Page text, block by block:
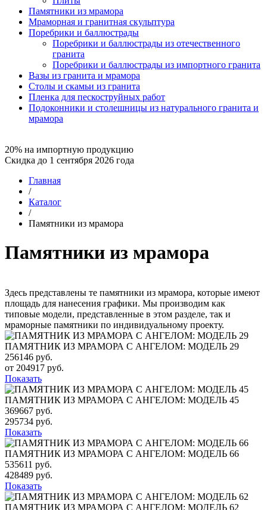
Памятники из мрамора
Мраморная и гранитная скульптура
Поребрики и баллюстрады
Поребрики и баллюстрады из отечественного
гранита
Поребрики и баллюстрады из импортного гранита
Вазы из гранита и мрамора
Столы и скамьи из гранита
Пленка для пескоструйных работ
Подоконники и столешницы из натурального гранита и
мрамора
20% на импортную продукцию
Скидка до 1 сентября 2026 года
Главная
/
Каталог
/
Памятники из мрамора
Памятники из мрамора
Здесь представлены те памятники из мрамора, которые имеют
площадь для нанесения графики. Мы производим как
типовые модели, представленные в этом разделе, так и
мраморные памятники по индивидуальному проекту.
ПАМЯТНИК ИЗ МРАМОРА С АНГЕЛОМ: МОДЕЛЬ 29
256146 руб.
от 204917 руб.
Показать
ПАМЯТНИК ИЗ МРАМОРА С АНГЕЛОМ: МОДЕЛЬ 45
369667 руб.
295734 руб.
Показать
ПАМЯТНИК ИЗ МРАМОРА С АНГЕЛОМ: МОДЕЛЬ 66
535611 руб.
428489 руб.
Показать
ПАМЯТНИК ИЗ МРАМОРА С АНГЕЛОМ: МОДЕЛЬ 62